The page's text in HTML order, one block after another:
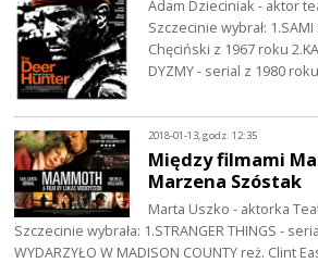
Adam Dzieciniak - aktor
Szczecinie wybrał:
Chęciński z 1967 roku
DYZMY - serial z 1980
2018-01-13, godz. 12:35
Między filmami
Marzena Szóstak
Marta Uszko - aktorka
Szczecinie wybrała: 1.STRANGER THINGS -
WYDARZYŁO W MADISON COUNTY reż. Clint